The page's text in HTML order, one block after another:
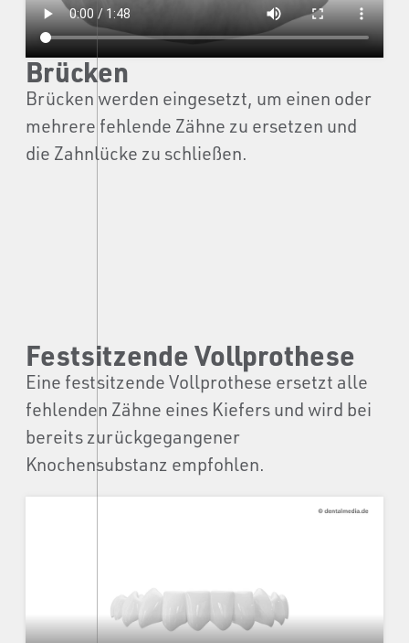
Brücken
Brücken werden eingesetzt, um einen oder
mehrere fehlende Zähne zu ersetzen und
die Zahnlücke zu schließen.
Festsitzende Vollprothese
Eine festsitzende Vollprothese ersetzt alle
fehlenden Zähne eines Kiefers und wird bei
bereits zurückgegangener
Knochensubstanz empfohlen.